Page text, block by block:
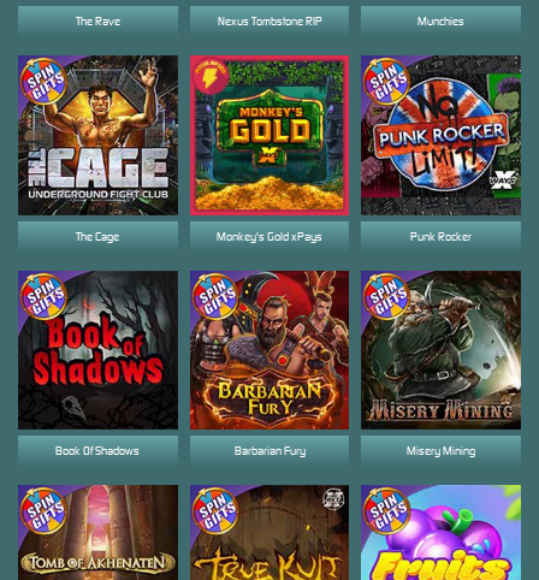
Munchies
Nexus Tombstone RIP
Book Of Shadows
The Cage Monkey's Gold xPays
Barbarian Fury
Punk Rocker
Misery Mining
The Rave